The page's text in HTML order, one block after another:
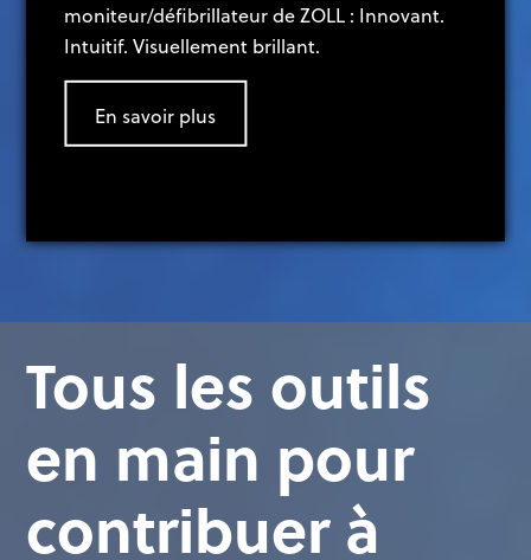
Tous les outils
en main pour
contribuer à
Tous les outils
en main pour
contribuer à
Tous les outils
en main pour
contribuer à
Tous les outils
en main pour
contribuer à
moniteur/défibrillateur de ZOLL : Innovant.
Intuitif. Visuellement brillant.
En savoir plus